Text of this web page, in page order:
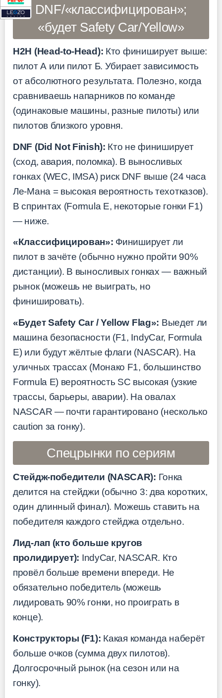
DNF/«классифицирован»;
«будет Safety Car/Yellow»
H2H (Head-to-Head): Кто финиширует выше:
пилот А или пилот Б. Убирает зависимость
от абсолютного результата. Полезно, когда
сравниваешь напарников по команде
(одинаковые машины, разные пилоты) или
пилотов близкого уровня.
DNF (Did Not Finish): Кто не финиширует
(сход, авария, поломка). В выносливых
гонках (WEC, IMSA) риск DNF выше (24 часа
Ле-Мана = высокая вероятность техотказов).
В спринтах (Formula E, некоторые гонки F1)
— ниже.
«Классифицирован»: Финиширует ли
пилот в зачёте (обычно нужно пройти 90%
дистанции). В выносливых гонках — важный
рынок (можешь не выиграть, но
финишировать).
«Будет Safety Car / Yellow Flag»: Выедет ли
машина безопасности (F1, IndyCar, Formula
E) или будут жёлтые флаги (NASCAR). На
уличных трассах (Монако F1, большинство
Formula E) вероятность SC высокая (узкие
трассы, барьеры, аварии). На овалах
NASCAR — почти гарантировано (несколько
caution за гонку).
Спецрынки по сериям
Стейдж-победители (NASCAR): Гонка
делится на стейджи (обычно 3: два коротких,
один длинный финал). Можешь ставить на
победителя каждого стейджа отдельно.
Лид-лап (кто больше кругов
пролидирует): IndyCar, NASCAR. Кто
провёл больше времени впереди. Не
обязательно победитель (можешь
лидировать 90% гонки, но проиграть в
конце).
Конструкторы (F1): Какая команда наберёт
больше очков (сумма двух пилотов).
Долгосрочный рынок (на сезон или на
гонку).